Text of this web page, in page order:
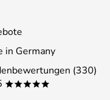
in Germany
(330)
*****